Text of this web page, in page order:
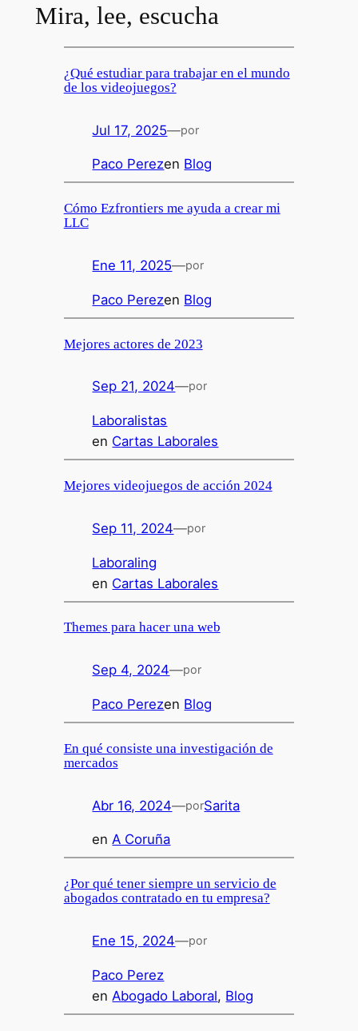
Mira, lee, escucha
¿Qué estudiar para trabajar en el mundo
de los videojuegos?
Jul 17, 2025—por
Paco Perezen Blog
Cómo Ezfrontiers me ayuda a crear mi
LLC
Ene 11, 2025—por
Paco Perezen Blog
Mejores actores de 2023
Sep 21, 2024—por
Laboralistas
en Cartas Laborales
Mejores videojuegos de acción 2024
Sep 11, 2024—por
Laboraling
en Cartas Laborales
Themes para hacer una web
Sep 4, 2024—por
Paco Perezen Blog
En qué consiste una investigación de
mercados
Abr 16, 2024—porSarita
enA Coruña
¿Por qué tener siempre un servicio de
abogados contratado en tu empresa?
Ene 15, 2024—por
Paco Perez
en Abogado Laboral, Blog